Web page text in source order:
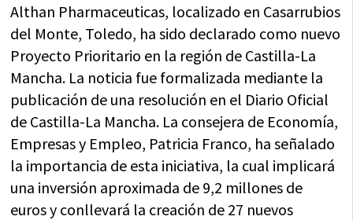
Althan Pharmaceuticas, localizado en Casarrubios
del Monte, Toledo, ha sido declarado como nuevo
Proyecto Prioritario en la región de Castilla-La
Mancha. La noticia fue formalizada mediante la
publicación de una resolución en el Diario Oficial
de Castilla-La Mancha. La consejera de Economía,
Empresas y Empleo, Patricia Franco, ha señalado
la importancia de esta iniciativa, la cual implicará
una inversión aproximada de 9,2 millones de
euros y conllevará la creación de 27 nuevos